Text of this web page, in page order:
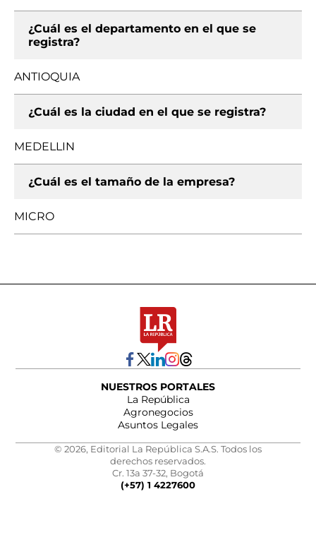
¿Cuál es el departamento en el que se
registra?
ANTIOQUIA
¿Cuál es la ciudad en el que se registra?
MEDELLIN
¿Cuál es el tamaño de la empresa?
MICRO
NUESTROS PORTALES
La República
Agronegocios
Asuntos Legales
© 2026, Editorial La República S.A.S. Todos los
derechos reservados.
Cr. 13a 37-32, Bogotá
(+57) 1 4227600